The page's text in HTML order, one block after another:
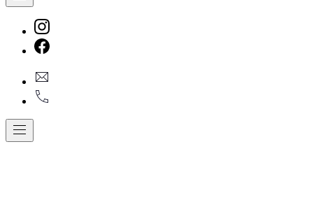
Navigation
New
Window
Window
Navigation